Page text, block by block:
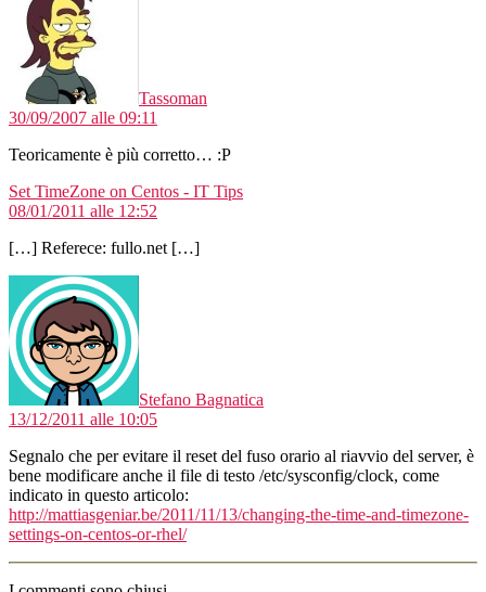
Tassoman
30/09/2007 alle 09:11
Teoricamente è più corretto… :P
Set TimeZone on Centos - IT Tipsdice:
08/01/2011 alle 12:52
[…] Referece: fullo.net […]
Stefano Bagnatica
13/12/2011 alle 10:05
Segnalo che per evitare il reset del fuso orario al riavvio del server, è
bene modificare anche il file di testo /etc/sysconfig/clock, come
indicato in questo articolo:
http://mattiasgeniar.be/2011/11/13/changing-the-time-and-timezone-
settings-on-centos-or-rhel/